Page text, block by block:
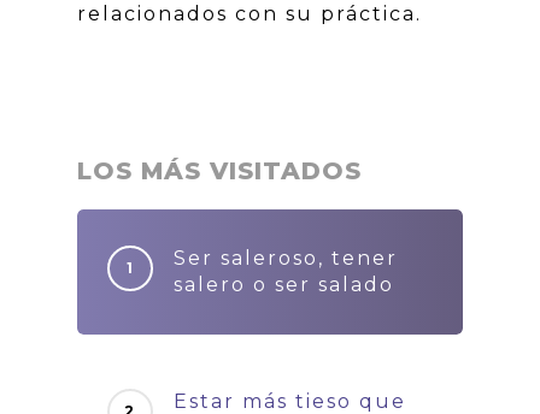
relacionados con su práctica.
LOS MÁS VISITADOS
Ser saleroso, tener
salero o ser salado
Estar más tieso que